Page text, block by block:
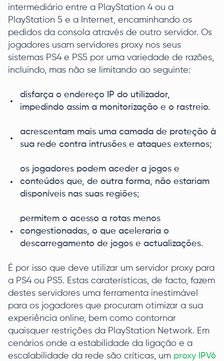
intermediário entre a PlayStation 4 ou a
PlayStation 5 e a Internet, encaminhando os
pedidos da consola através de outro servidor. Os
jogadores usam servidores proxy nos seus
sistemas PS4 e PS5 por uma variedade de razões,
incluindo, mas não se limitando ao seguinte:
disfarça o endereço IP do utilizador,
impedindo assim a monitorização e o rastreio.
acrescentam mais uma camada de proteção à
sua rede contra intrusões e ataques externos;
os jogadores podem aceder a jogos e
conteúdos que, de outra forma, não estariam
disponíveis nas suas regiões;
permitem o acesso a rotas menos
congestionadas, o que aceleraria o
descarregamento de jogos e actualizações.
É por isso que deve utilizar um servidor proxy para
a PS4 ou PS5. Estas caraterísticas, de facto, fazem
destes servidores uma ferramenta inestimável
para os jogadores que procuram otimizar a sua
experiência online, bem como contornar
quaisquer restrições da PlayStation Network. Em
cenários onde a estabilidade da ligação e a
escalabilidade da rede são críticas, um proxy IPV6